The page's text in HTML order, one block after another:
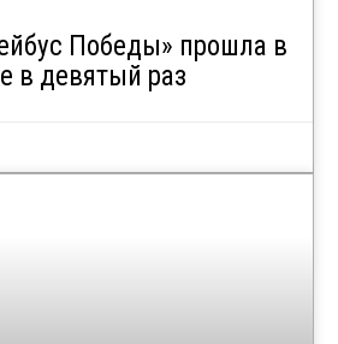
Победы» прошла в
в девятый раз